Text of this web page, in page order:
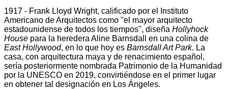
1917 - Frank Lloyd Wright, calificado por el Instituto
Americano de Arquitectos como "el mayor arquitecto
estadounidense de todos los tiempos", diseña Hollyhock
House para la heredera Aline Barnsdall en una colina de
East Hollywood, en lo que hoy es Barnsdall Art Park. La
casa, con arquitectura maya y de renacimiento español,
sería posteriormente nombrada Patrimonio de la Humanidad
por la UNESCO en 2019, convirtiéndose en el primer lugar
en obtener tal designación en Los Ángeles.